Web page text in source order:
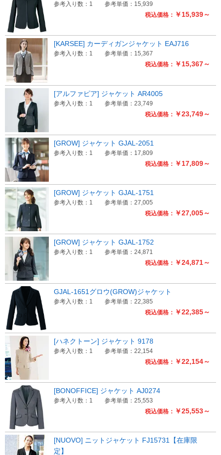
税込価格： ￥15,939～
参考入り数：1 参考単価：15,939
税込価格： ￥15,367～
[KARSEE] カーディガンジャケット EAJ716
参考入り数：1 参考単価：15,367
税込価格： ￥23,749～
[アルファピア] ジャケット AR4005
参考入り数：1 参考単価：23,749
税込価格： ￥17,809～
[GROW] ジャケット GJAL-2051
参考入り数：1 参考単価：17,809
税込価格： ￥27,005～
[GROW] ジャケット GJAL-1751
参考入り数：1 参考単価：27,005
税込価格： ￥24,871～
[GROW] ジャケット GJAL-1752
参考入り数：1 参考単価：24,871
税込価格： ￥22,385～
GJAL-1651グロウ(GROW)ジャケット
参考入り数：1 参考単価：22,385
税込価格： ￥22,154～
[ハネクトーン] ジャケット 9178
参考入り数：1 参考単価：22,154
税込価格： ￥25,553～
[BONOFFICE] ジャケット AJ0274
参考入り数：1 参考単価：25,553
[NUOVO] ニットジャケット FJ15731【在庫限
定】